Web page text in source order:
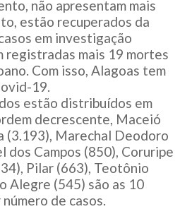
não apresentam mais
estão recuperados da
em investigação
registradas mais 19 mortes
Com isso, Alagoas tem
19.
estão distribuídos em
decrescente, Maceió
(3.193), Marechal Deodoro
dos Campos (850), Coruripe
Pilar (663), Teotônio
Alegre (545) são as 10
de casos.